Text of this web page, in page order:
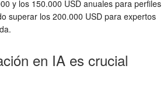
y los 150.000 USD anuales para perfiles
superar los 200.000 USD para expertos
en IA es crucial